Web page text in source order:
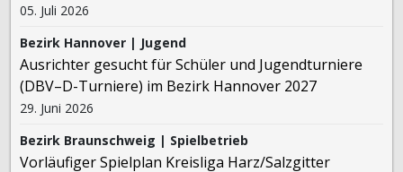
05. Juli 2026
Bezirk Hannover | Jugend
Ausrichter gesucht für Schüler und Jugendturniere
(DBV–D-Turniere) im Bezirk Hannover 2027
29. Juni 2026
Bezirk Braunschweig | Spielbetrieb
Vorläufiger Spielplan Kreisliga Harz/Salzgitter